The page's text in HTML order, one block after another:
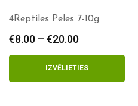
4Reptiles Peles 7-10g
€8.00 – €20.00
range:
€8.00
through
IZVĒLIETIES